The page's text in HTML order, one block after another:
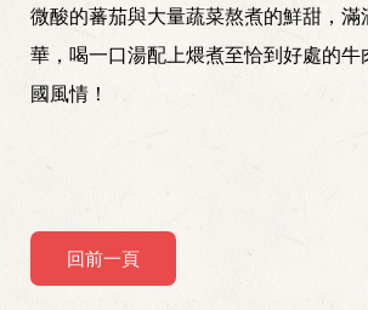
微酸的蕃茄與大量蔬菜熬煮的鮮甜，滿
華，喝一口湯配上煨煮至恰到好處的
國風情！
回前一頁